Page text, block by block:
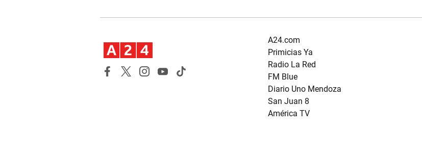
A24.com
Primicias Ya
Radio La Red
FM Blue
Diario Uno Mendoza
San Juan 8
América TV